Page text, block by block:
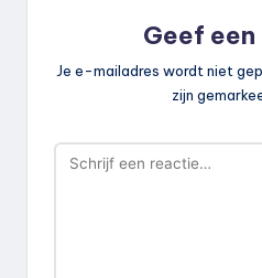
Geef
Je e-mailadres wordt niet
zijn